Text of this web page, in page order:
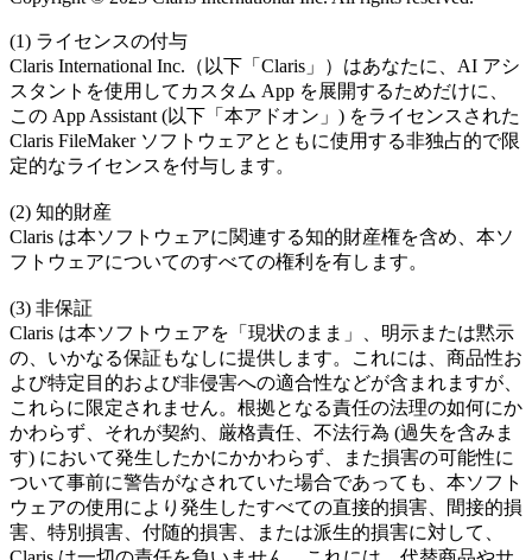
(1) ライセンスの付与
Claris International Inc.（以下「Claris」）はあなたに、AI アシ
スタントを使用してカスタム App を展開するためだけに、
この App Assistant (以下「本アドオン」) をライセンスされた
Claris FileMaker ソフトウェアとともに使用する非独占的で限
定的なライセンスを付与します。
(2) 知的財産
Claris は本ソフトウェアに関連する知的財産権を含め、本ソ
フトウェアについてのすべての権利を有します。
(3) 非保証
Claris は本ソフトウェアを「現状のまま」、明示または黙示
の、いかなる保証もなしに提供します。これには、商品性お
よび特定目的および非侵害への適合性などが含まれますが、
これらに限定されません。根拠となる責任の法理の如何にか
かわらず、それが契約、厳格責任、不法行為 (過失を含みま
す) において発生したかにかかわらず、また損害の可能性に
ついて事前に警告がなされていた場合であっても、本ソフト
ウェアの使用により発生したすべての直接的損害、間接的損
害、特別損害、付随的損害、または派生的損害に対して、